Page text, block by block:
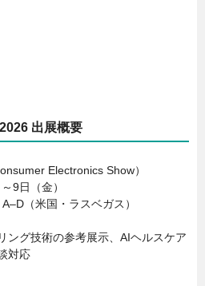
出展概要
Electronics Show）
9日（金）
（米国・ラスベガス）
ング技術の参考展示、AIヘルスケア
対応